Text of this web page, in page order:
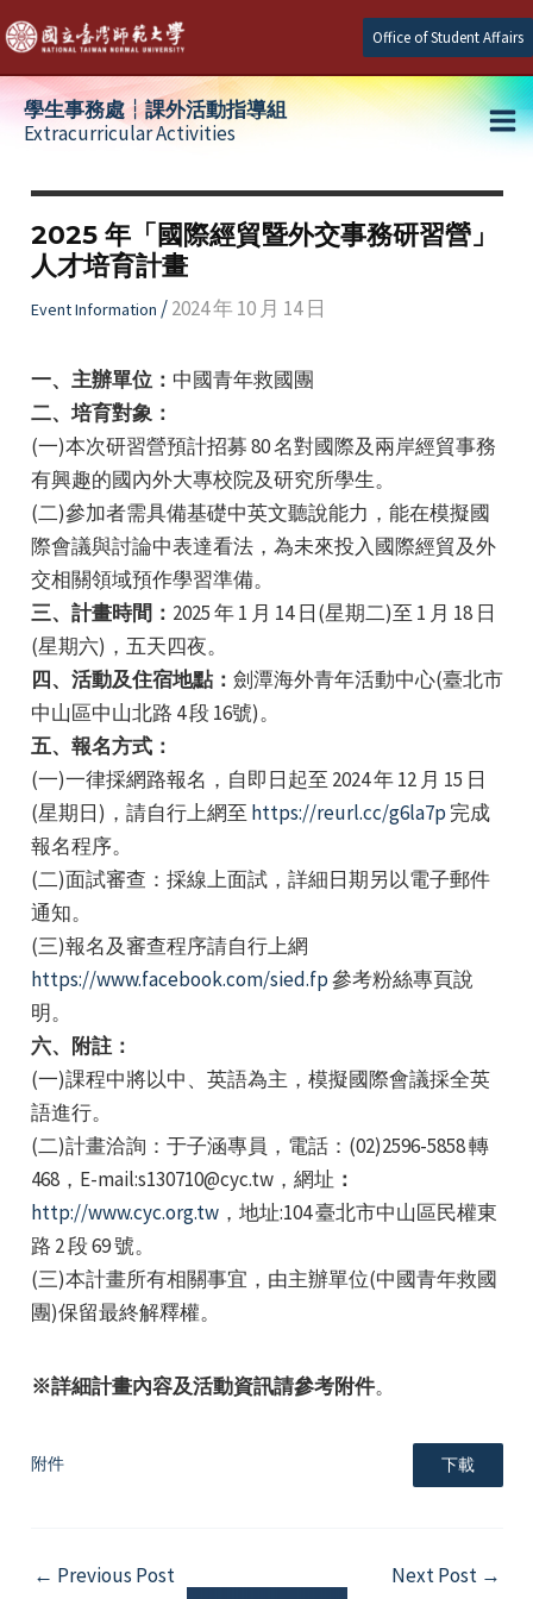
Skip
to
content
Office of Student Affairs
學生事務處┆課外活動指導組
Extracurricular Activities
2025 年「國際經貿暨外交事務研習營」
人才培育計畫
Event Information /2024 年 10 月 14 日
一、主辦單位： 中國青年救國團
二、培育對象：
(一)本次研習營預計招募 80 名對國際及兩岸經貿事務
有興趣的國內外大專校院及研究所學生。
(二)參加者需具備基礎中英文聽說能力，能在模擬國
際會議與討論中表達看法，為未來投入國際經貿及外
交相關領域預作學習準備。
三、計畫時間： 2025 年 1 月 14 日(星期二)至 1 月 18 日
(星期六)，五天四夜。
四、活動及住宿地點： 劍潭海外青年活動中心(臺北市
中山區中山北路 4 段 16號)。
五、報名方式：
(一)一律採網路報名，自即日起至 2024 年 12 月 15 日
(星期日)，請自行上網至 https://reurl.cc/g6la7p 完成
報名程序。
(二)面試審查：採線上面試，詳細日期另以電子郵件
通知。
(三)報名及審查程序請自行上網
https://www.facebook.com/sied.fp參考粉絲專頁說
明。
六、附註：
(一)課程中將以中、英語為主，模擬國際會議採全英
語進行。
(二)計畫洽詢：于子涵專員，電話：(02)2596-5858 轉
468，E-mail:s130710@cyc.tw，網址 ：
http://www.cyc.org.tw，地址:104 臺北市中山區民權東
路 2 段 69 號。
(三)本計畫所有相關事宜，由主辦單位(中國青年救國
團)保留最終解釋權。
※詳細計畫內容及活動資訊請參考附件。
附件 下載
Post
← Previous Post Next Post →